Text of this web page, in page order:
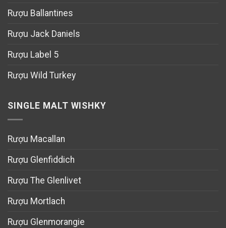
Rượu Ballantines
Rượu Jack Daniels
Rượu Label 5
Rượu Wild Turkey
SINGLE MALT WISHKY
Rượu Macallan
Rượu Glenfiddich
Rượu The Glenlivet
Rượu Mortlach
Rượu Glenmorangie